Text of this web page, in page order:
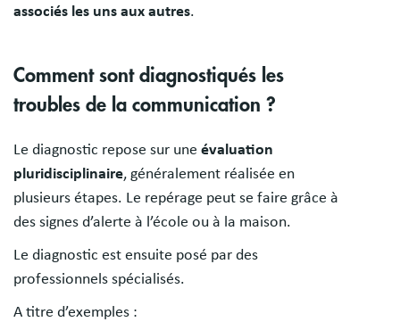
associés les uns aux autres.
Comment sont diagnostiqués les
troubles de la communication ?
Le diagnostic repose sur une évaluation
pluridisciplinaire, généralement réalisée en
plusieurs étapes. Le repérage peut se faire grâce à
des signes d’alerte à l’école ou à la maison.
Le diagnostic est ensuite posé par des
professionnels spécialisés.
A titre d’exemples :